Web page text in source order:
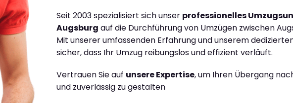
Seit 2003 spezialisiert sich unser professionelles
Augsburg auf die Durchführung von Umzügen zwischen
Mit unserer umfassenden Erfahrung und unserem
sicher, dass Ihr Umzug reibungslos und effizient verläuft.
Vertrauen Sie auf unsere Expertise, um Ihren Übergang
und zuverlässig zu gestalten